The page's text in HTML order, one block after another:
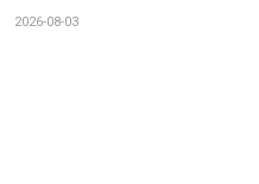
2026-08-03